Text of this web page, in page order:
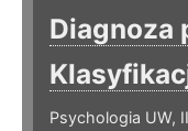
Diagnoza
Psychologia UW,